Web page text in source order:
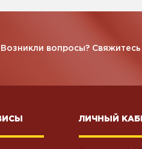
Возникли вопросы?
ЛИЧНЫЙ